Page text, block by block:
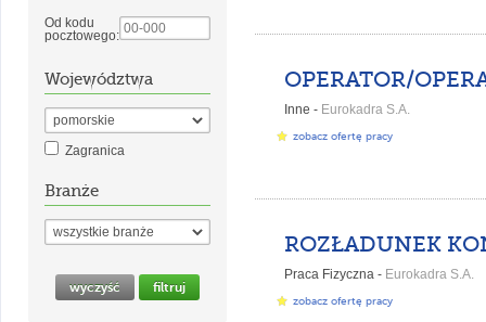
Od kodu
pocztowego:
Województwa
Zagranica
Branże
Inne - Eurokadra S.A.
zobacz ofertę pracy
Praca Fizyczna - Eurokadra S.A.
zobacz ofertę pracy